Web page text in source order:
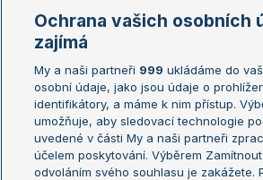
Žebříčky
Žebříček ATP (muži)
Žebříček WTA (ženy)
Sázkařský žebříček
Australian
French Open
Wimbledon
US Open
Turnaj mistrů
Ochrana vašich osobních
zajímá
My a naši partneři 999 ukládáme do
osobní údaje, jako jsou údaje o
identifikátory, a máme k nim přístup.
umožňuje, aby sledovací technologie
uvedené v části My a naši partneři
účelem poskytování. Výběrem
odvoláním svého souhlasu je zakážete.